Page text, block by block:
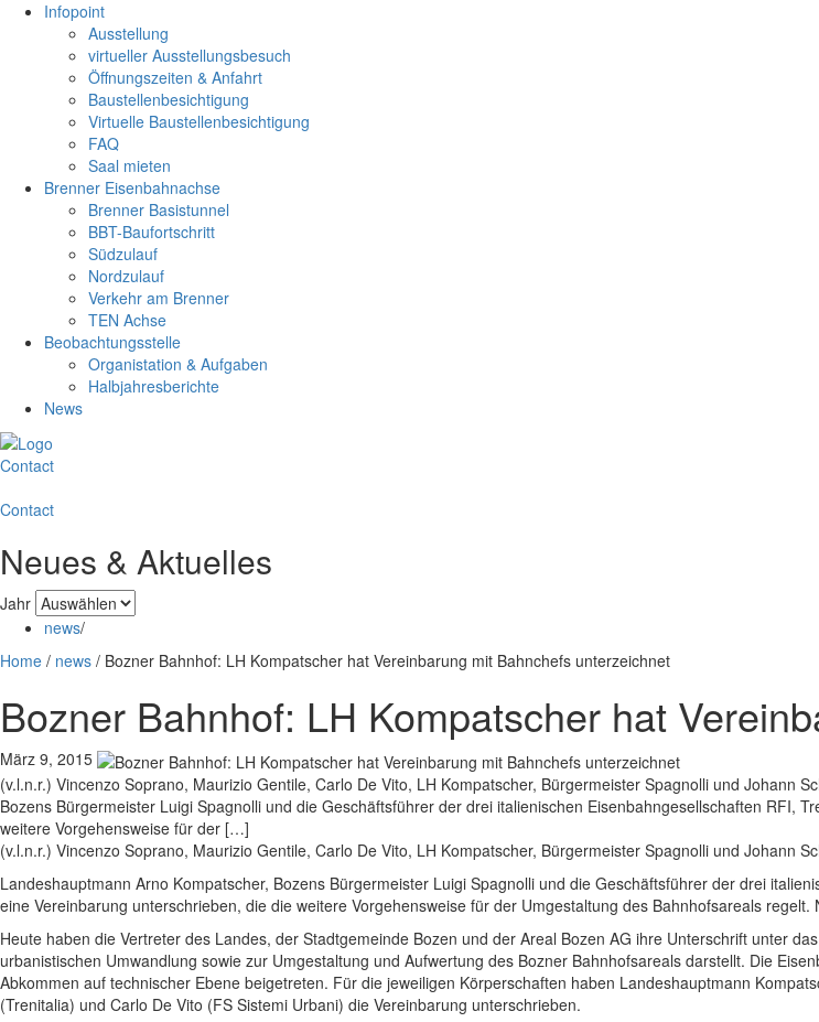
Infopoint
Ausstellung
virtueller Ausstellungsbesuch
Öffnungszeiten & Anfahrt
Baustellenbesichtigung
Virtuelle Baustellenbesichtigung
FAQ
Saal mieten
Brenner Eisenbahnachse
Brenner Basistunnel
BBT-Baufortschritt
Südzulauf
Nordzulauf
Verkehr am Brenner
TEN Achse
Beobachtungsstelle
Organistation & Aufgaben
Halbjahresberichte
News
Contact
Contact
Neues & Aktuelles
Jahr
news/
Home / news / Bozner Bahnhof: LH Kompatscher hat Vereinbarung mit Bahnchefs unterzeichnet
Bozner Bahnhof: LH Kompatscher hat
März 9, 2015
(v.l.n.r.) Vincenzo Soprano, Maurizio Gentile, Carlo De Vito, LH Kompatscher, Bürgermeister Spagnolli und Johann
Bozens Bürgermeister Luigi Spagnolli und die Geschäftsführer der drei italienischen Eisenbahngesellschaften RFI,
weitere Vorgehensweise für der […]
(v.l.n.r.) Vincenzo Soprano, Maurizio Gentile, Carlo De Vito, LH Kompatscher, Bürgermeister Spagnolli und Johann
Landeshauptmann Arno Kompatscher, Bozens Bürgermeister Luigi Spagnolli und die Geschäftsführer der drei
eine Vereinbarung unterschrieben, die die weitere Vorgehensweise für der Umgestaltung des Bahnhofsareals
Heute haben die Vertreter des Landes, der Stadtgemeinde Bozen und der Areal Bozen AG ihre Unterschrift unter
urbanistischen Umwandlung sowie zur Umgestaltung und Aufwertung des Bozner Bahnhofsareals darstellt. Die
Abkommen auf technischer Ebene beigetreten. Für die jeweiligen Körperschaften haben Landeshauptmann
(Trenitalia) und Carlo De Vito (FS Sistemi Urbani) die Vereinbarung unterschrieben.